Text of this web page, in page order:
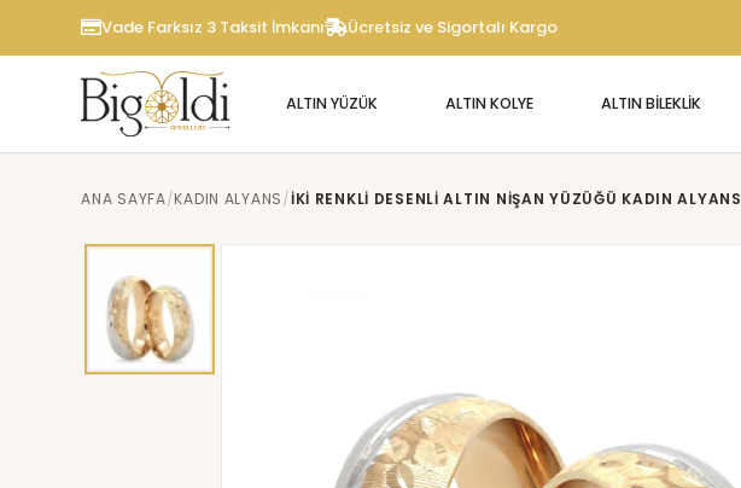
Vade Farksız 3 Taksit İmkanı Ücretsiz ve Sigortalı Kargo
ALTIN YÜZÜK ALTIN KOLYE ALTIN BİLEKLİK
ANA SAYFA KADIN ALYANS İKI RENKLI DESENLI ALTIN NIŞAN YÜZÜĞÜ KADIN ALYANS